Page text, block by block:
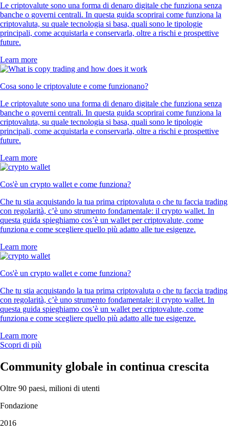
Le criptovalute sono una forma di denaro digitale che funziona senza
banche o governi centrali. In questa guida scoprirai come funziona la
criptovaluta, su quale tecnologia si basa, quali sono le tipologie
principali, come acquistarla e conservarla, oltre a rischi e prospettive
future.
Learn more
Cosa sono le criptovalute e come funzionano?
Le criptovalute sono una forma di denaro digitale che funziona senza
banche o governi centrali. In questa guida scoprirai come funziona la
criptovaluta, su quale tecnologia si basa, quali sono le tipologie
principali, come acquistarla e conservarla, oltre a rischi e prospettive
future.
Learn more
Cos'è un crypto wallet e come funziona?
Che tu stia acquistando la tua prima criptovaluta o che tu faccia trading
con regolarità, c’è uno strumento fondamentale: il crypto wallet. In
questa guida spieghiamo cos’è un wallet per criptovalute, come
funziona e come scegliere quello più adatto alle tue esigenze.
Learn more
Cos'è un crypto wallet e come funziona?
Che tu stia acquistando la tua prima criptovaluta o che tu faccia trading
con regolarità, c’è uno strumento fondamentale: il crypto wallet. In
questa guida spieghiamo cos’è un wallet per criptovalute, come
funziona e come scegliere quello più adatto alle tue esigenze.
Learn more
Scopri di più
Community globale in continua crescita
Oltre 90 paesi, milioni di utenti
Fondazione
2016